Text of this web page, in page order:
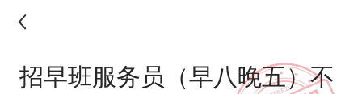
招早班服务员（早八晚五）不